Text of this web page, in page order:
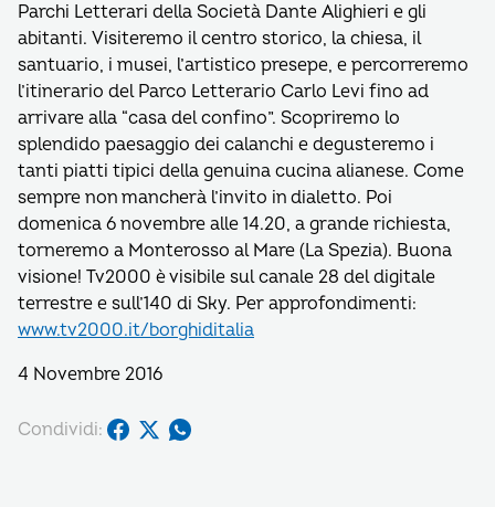
Parchi Letterari della Società Dante Alighieri e gli
abitanti. Visiteremo il centro storico, la chiesa, il
santuario, i musei, l’artistico presepe, e percorreremo
l’itinerario del Parco Letterario Carlo Levi fino ad
arrivare alla “casa del confino”. Scopriremo lo
splendido paesaggio dei calanchi e degusteremo i
tanti piatti tipici della genuina cucina alianese. Come
sempre non mancherà l’invito in dialetto. Poi
domenica 6 novembre alle 14.20, a grande richiesta,
torneremo a Monterosso al Mare (La Spezia). Buona
visione! Tv2000 è visibile sul canale 28 del digitale
terrestre e sull’140 di Sky. Per approfondimenti:
www.tv2000.it/borghiditalia
4 Novembre 2016
Condividi: